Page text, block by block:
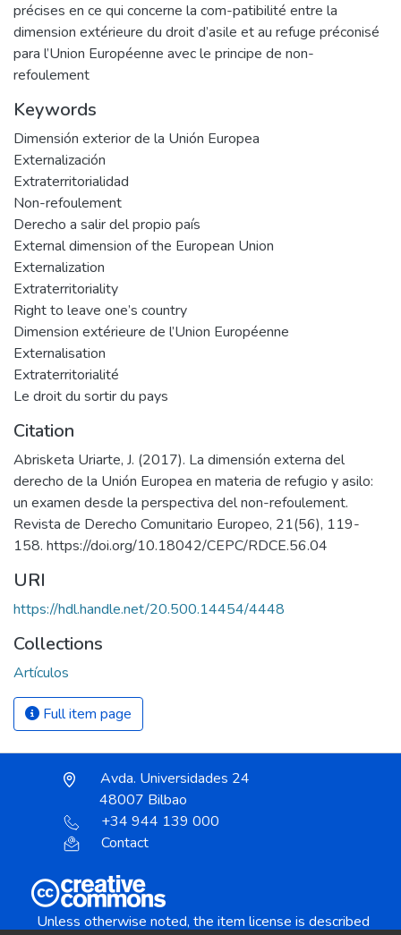
précises en ce qui concerne la com-patibilité entre la
dimension extérieure du droit d’asile et au refuge préconisé
para l’Union Européenne avec le principe de non-
refoulement
Keywords
Dimensión exterior de la Unión Europea
Externalización
Extraterritorialidad
Non-refoulement
Derecho a salir del propio país
External dimension of the European Union
Externalization
Extraterritoriality
Right to leave one’s country
Dimension extérieure de l’Union Européenne
Externalisation
Extraterritorialité
Le droit du sortir du pays
Citation
Abrisketa Uriarte, J. (2017). La dimensión externa del
derecho de la Unión Europea en materia de refugio y asilo:
un examen desde la perspectiva del non-refoulement.
Revista de Derecho Comunitario Europeo, 21(56), 119-
158. https://doi.org/10.18042/CEPC/RDCE.56.04
URI
https://hdl.handle.net/20.500.14454/4448
Collections
Artículos
Full item page
Avda. Universidades 24
48007 Bilbao
+34 944 139 000
Contact
Unless otherwise noted, the item license is described